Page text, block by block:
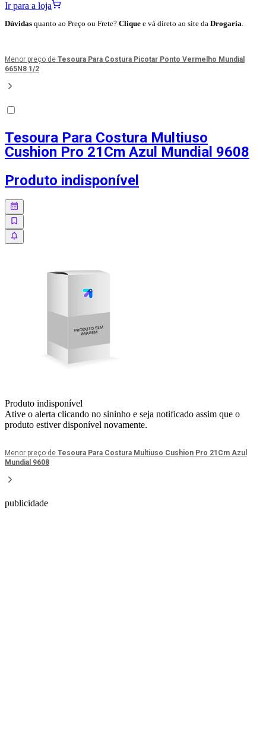
Ir para a loja
Dúvidas quanto ao Preço ou Frete? Clique e vá direto ao site da Drogaria.
Menor preço de Tesoura Para Costura Picotar Ponto Vermelho Mundial
665N8 1/2
Tesoura Para Costura Multiuso
Cushion Pro 21Cm Azul Mundial 9608
Produto indisponível
Produto indisponível
Ative o alerta clicando no sininho e seja notificado assim que o
produto estiver disponível novamente.
Menor preço de Tesoura Para Costura Multiuso Cushion Pro 21Cm Azul
Mundial 9608
publicidade